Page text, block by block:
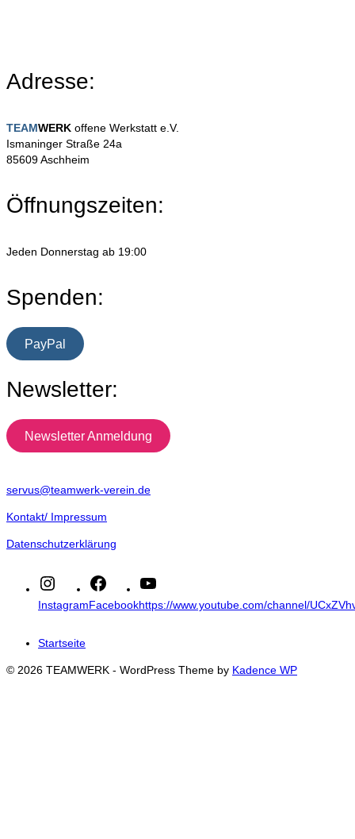
Adresse:
TEAMWERK offene Werkstatt e.V.
Ismaninger Straße 24a
85609 Aschheim
Öffnungszeiten:
Jeden Donnerstag ab 19:00
Spenden:
PayPal
Newsletter:
Newsletter Anmeldung
servus@teamwerk-verein.de
Kontakt/ Impressum
Datenschutzerklärung
InstagramFacebookhttps://www.youtube.com/channel/
Startseite
© 2026 TEAMWERK - WordPress Theme by Kadence WP